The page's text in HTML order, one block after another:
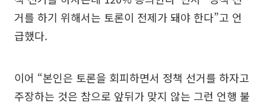
거를 하기 위해서는 토론이 전제가 돼야 한다”고 언
급했다.
이어 “본인은 토론을 회피하면서 정책 선거를 하자고
주장하는 것은 참으로 앞뒤가 맞지 않는 그런 언행 불